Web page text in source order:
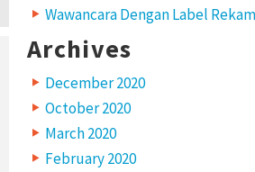
Wawancara Dengan Label
Archives
December 2020
October 2020
March 2020
February 2020